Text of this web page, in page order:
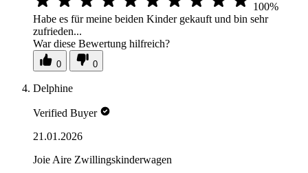
100%
Habe es für meine beiden Kinder gekauft und bin sehr
zufrieden...
War diese Bewertung hilfreich?
0 0
Delphine
Verified Buyer
21.01.2026
Joie Aire Zwillingskinderwagen